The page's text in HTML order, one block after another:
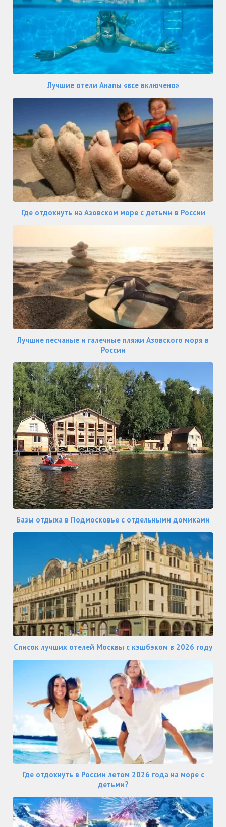
Лучшие отели Анапы «все включено»
Где отдохнуть на Азовском море с детьми в России
Лучшие песчаные и галечные пляжи Азовского моря в
России
Базы отдыха в Подмосковье с отдельными домиками
Список лучших отелей Москвы с кэшбэком в 2026 году
Где отдохнуть в России летом 2026 года на море с
детьми?